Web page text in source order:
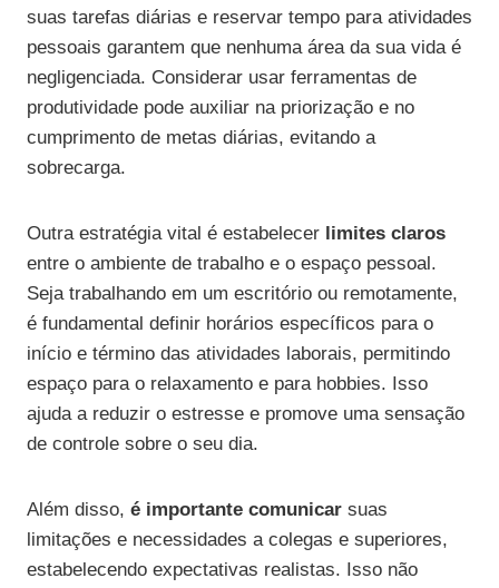
suas tarefas diárias e reservar tempo para atividades
pessoais garantem que nenhuma área da sua vida é
negligenciada. Considerar usar ferramentas de
produtividade pode auxiliar na priorização e no
cumprimento de metas diárias, evitando a
sobrecarga.
Outra estratégia vital é estabelecer limites claros
entre o ambiente de trabalho e o espaço pessoal.
Seja trabalhando em um escritório ou remotamente,
é fundamental definir horários específicos para o
início e término das atividades laborais, permitindo
espaço para o relaxamento e para hobbies. Isso
ajuda a reduzir o estresse e promove uma sensação
de controle sobre o seu dia.
Além disso, é importante comunicar suas
limitações e necessidades a colegas e superiores,
estabelecendo expectativas realistas. Isso não